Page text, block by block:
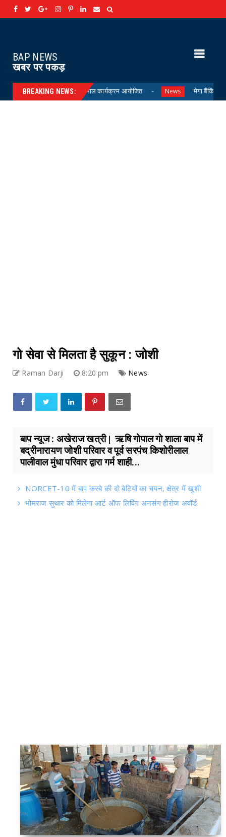
BAP NEWS
खबर पर पकड़
BREAKING NEWS:
में मां री संभाल कार्यक्रम आयोजित News 'मेगा बैंकिंग शिविर' 29 जून को
गो सेवा से मिलता है सुकून : जोशी
Raman Darji 8:20 pm News
बाप न्यूज : अखेराज खत्री | ऋषि गोपाल गो शाला बाप में
बद्रीनारायण जोशी परिवार व पूर्व सरपंच किशोरीलाल
पालीवाल मुंधा परिवार द्वारा गर्म शाही...
NORCET-10 में बाप कस्बे की दो बेटियों का चयन, क्षेत्र में खुशी
भोमराज सुथार को मिलेगा आर्ट ऑफ लिविंग अनसंग हीरोज अवॉर्ड